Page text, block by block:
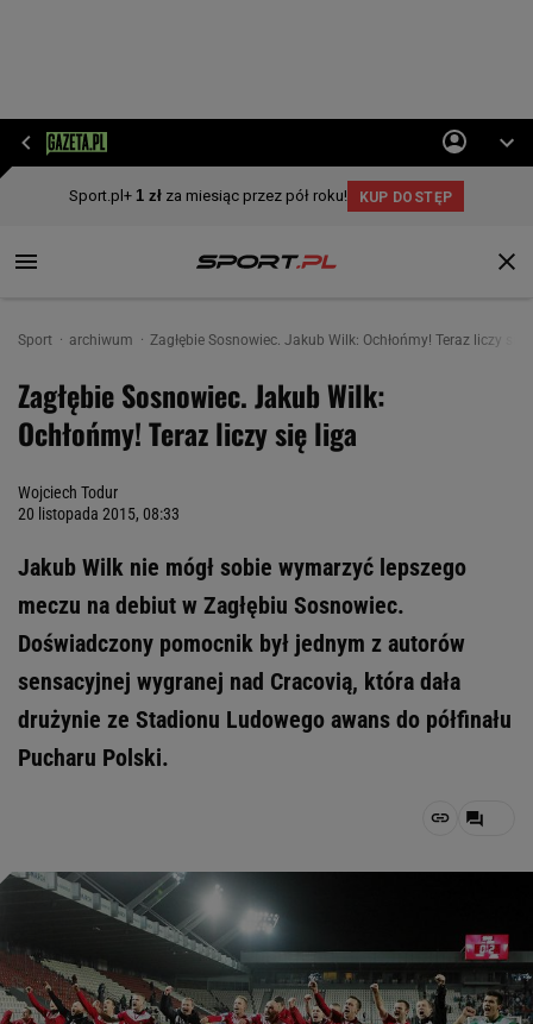
Sport archiwum Zagłębie Sosnowiec. Jakub Wilk: Ochłońmy! Teraz liczy się
Zagłębie Sosnowiec. Jakub Wilk:
Ochłońmy! Teraz liczy się liga
Wojciech Todur
20 listopada 2015, 08:33
Jakub Wilk nie mógł sobie wymarzyć lepszego
meczu na debiut w Zagłębiu Sosnowiec.
Doświadczony pomocnik był jednym z autorów
sensacyjnej wygranej nad Cracovią, która dała
drużynie ze Stadionu Ludowego awans do półfinału
Pucharu Polski.